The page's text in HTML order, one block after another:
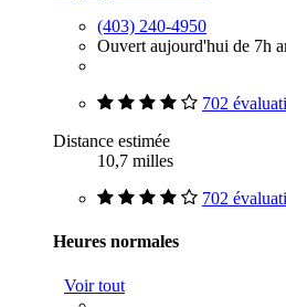
(403) 240-4950
Ouvert aujourd'hui de 7h
702
Distance estimée
10,7 milles
702
Heures normales
Voir tout